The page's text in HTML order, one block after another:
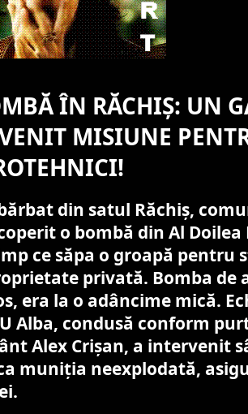
ÎN RĂCHIȘ: UN
MISIUNE
din satul Răchiș,
o bombă din Al
ce săpa o groapă pentru
privată. Bomba de
era la o adâncime mică.
Alba, condusă conform
Alex Crișan, a intervenit
muniția neexplodată,